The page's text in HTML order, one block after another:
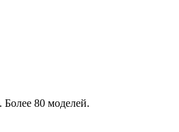
80 моделей.